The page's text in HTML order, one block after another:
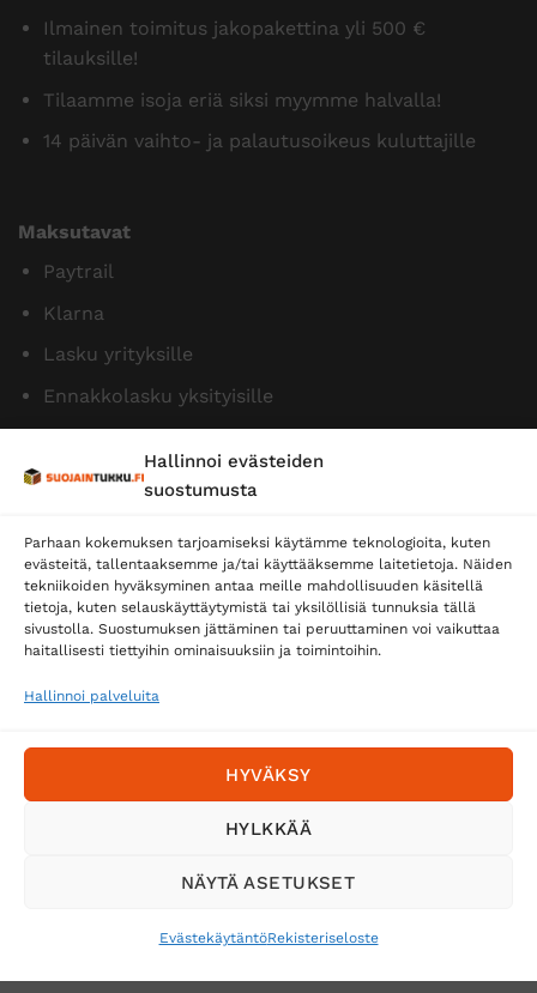
Hallinnoi evästeiden
suostumusta
Parhaan kokemuksen tarjoamiseksi käytämme teknologioita, kuten
evästeitä, tallentaaksemme ja/tai käyttääksemme laitetietoja. Näiden
tekniikoiden hyväksyminen antaa meille mahdollisuuden käsitellä
tietoja, kuten selauskäyttäytymistä tai yksilöllisiä tunnuksia tällä
sivustolla. Suostumuksen jättäminen tai peruuttaminen voi vaikuttaa
haitallisesti tiettyihin ominaisuuksiin ja toimintoihin.
Hallinnoi palveluita
HYVÄKSY
HYLKKÄÄ
NÄYTÄ ASETUKSET
EvästekäytäntöRekisteriseloste
Ilmainen toimitus jakopakettina yli 500 €
tilauksille!
Tilaamme isoja eriä siksi myymme halvalla!
14 päivän vaihto- ja palautusoikeus kuluttajille
Maksutavat
Paytrail
Klarna
Lasku yrityksille
Ennakkolasku yksityisille
Toimitustavat
Posti
Matkahuolto
Tilaa uutiskirje ja saat erikoisalennuksia